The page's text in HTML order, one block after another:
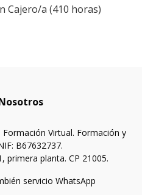
Cajero/a (410 horas)
Virtual. Formación y
B67632737.
primera planta. CP 21005.
servicio WhatsApp